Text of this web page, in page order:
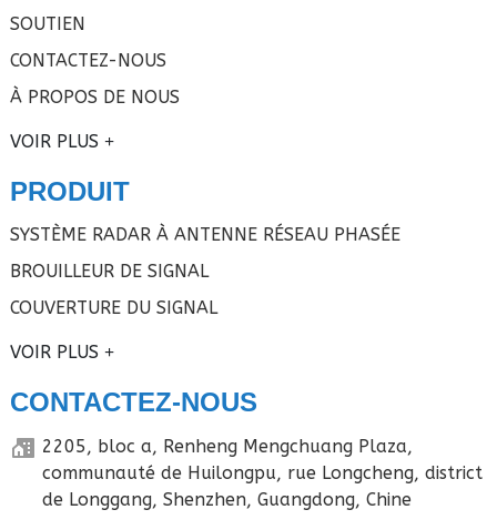
SOUTIEN
CONTACTEZ-NOUS
À PROPOS DE NOUS
VOIR PLUS
PRODUIT
SYSTÈME RADAR À ANTENNE RÉSEAU PHASÉE
BROUILLEUR DE SIGNAL
COUVERTURE DU SIGNAL
VOIR PLUS
CONTACTEZ-NOUS
2205, bloc a, Renheng Mengchuang Plaza,
communauté de Huilongpu, rue Longcheng, district
de Longgang, Shenzhen, Guangdong, Chine